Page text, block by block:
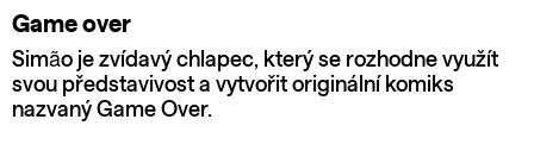
Game over
Simão je zvídavý chlapec, který se rozhodne využít
svou představivost a vytvořit originální komiks
nazvaný Game Over.